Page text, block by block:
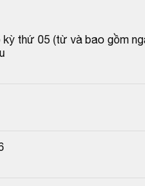
thứ 05 (từ và bao gồm